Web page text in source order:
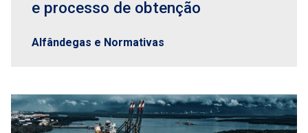
e processo de obtenção
Alfândegas e Normativas